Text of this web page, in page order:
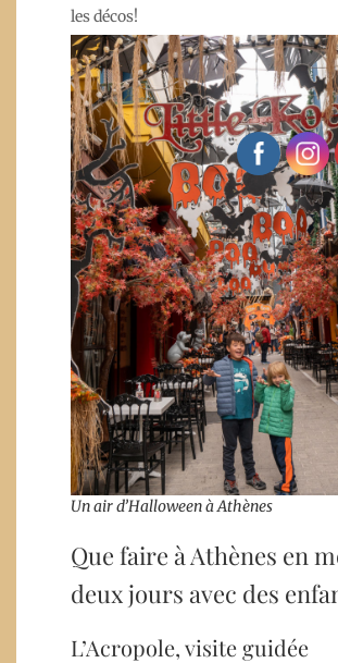
les décos!
Un air d’Halloween à Athènes
Que faire à Athènes en
deux jours avec des
L’Acropole, visite guidée